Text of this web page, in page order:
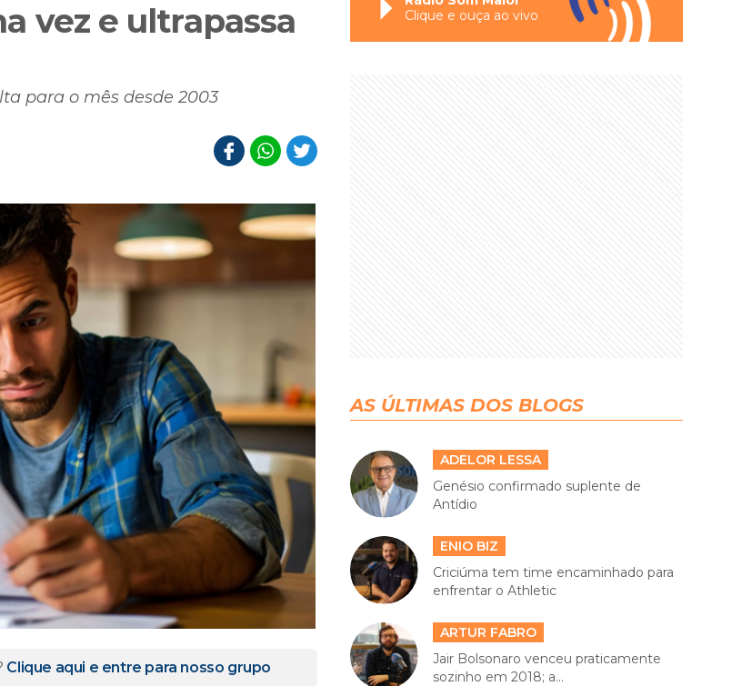
vez e ultrapassa
para o mês desde 2003
Clique aqui e entre para nosso grupo
Clique e ouça ao vivo
AS ÚLTIMAS DOS BLOGS
ADELOR LESSA
Genésio confirmado suplente de
Antídio
ENIO BIZ
Criciúma tem time encaminhado para
enfrentar o Athletic
ARTUR FABRO
Jair Bolsonaro venceu praticamente
sozinho em 2018; a...